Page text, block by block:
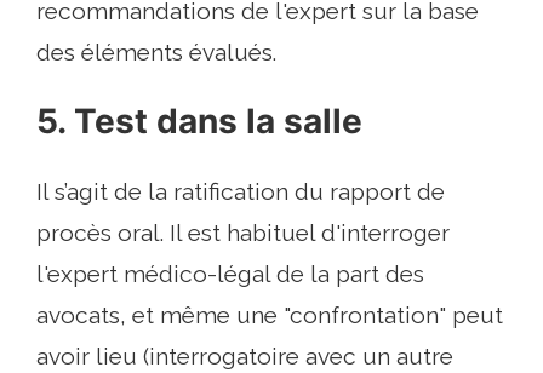
recommandations de l'expert sur la base
des éléments évalués.
5. Test dans la salle
Il s’agit de la ratification du rapport de
procès oral. Il est habituel d'interroger
l'expert médico-légal de la part des
avocats, et même une "confrontation" peut
avoir lieu (interrogatoire avec un autre